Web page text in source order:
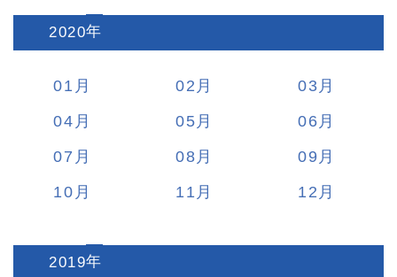
2020:
01 02
03
04
05
06
07
08
09
10
11 12
2019: